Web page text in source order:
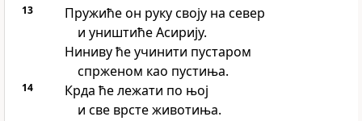
13
Пружиће он руку своју на север
и уништиће Асирију.
Ниниву ће учинити пустаром
спрженом као пустиња.
14
Крда ће лежати по њој
и све врсте животиња.